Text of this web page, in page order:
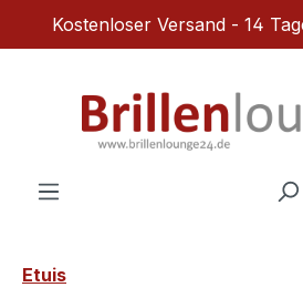
Zum Hauptinhalt springen
Kostenloser Versand - 14
Etuis